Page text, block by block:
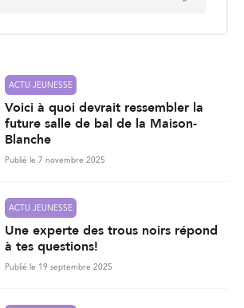
ACTU JEUNESSE
Voici à quoi devrait ressembler la
future salle de bal de la Maison-
Blanche
Publié le 7 novembre 2025
ACTU JEUNESSE
Une experte des trous noirs répond
à tes questions!
Publié le 19 septembre 2025